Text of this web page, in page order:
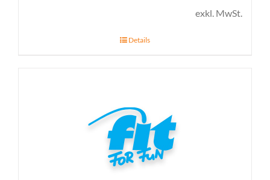
exkl. MwSt.
Details